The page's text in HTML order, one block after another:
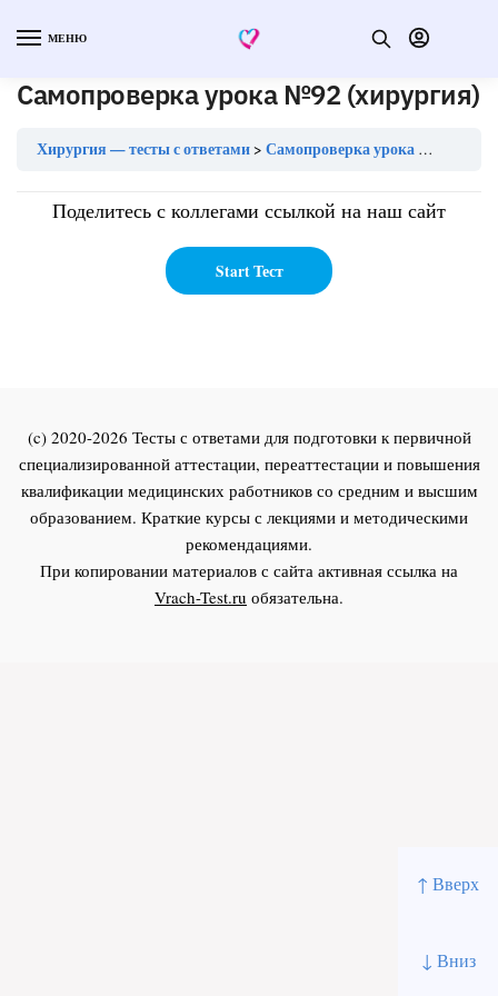
↑ Вверх
↓ Вниз
МЕНЮ
Самопроверка урока №92 (хирургия)
Хирургия — тесты с ответами Самопроверка урока №92 (хирургия)
Поделитесь с коллегами ссылкой на наш сайт
(c) 2020-2026 Тесты с ответами для подготовки к первичной
специализированной аттестации, переаттестации и повышения
квалификации медицинских работников со средним и высшим
образованием. Краткие курсы с лекциями и методическими
рекомендациями.
При копировании материалов с сайта активная ссылка на
Vrach-Test.ru обязательна.